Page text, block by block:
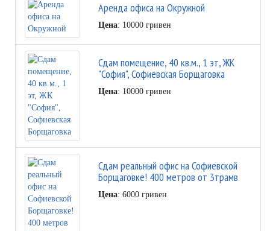
Аренда офиса на Окружной
Цена: 10000 гривен
Сдам помещение, 40 кв.м., 1 эт, ЖК
"София", Софиевская Борщаговка
Цена: 10000 гривен
Сдам реальный офис на Софиевской
Борщаговке! 400 метров от 3трамв
Цена: 6000 гривен